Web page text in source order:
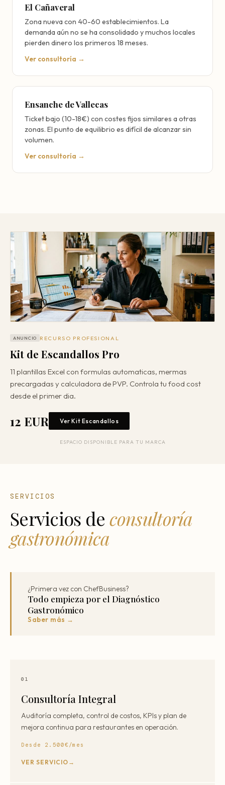
El Cañaveral
Zona nueva con 40-60 establecimientos. La
demanda aún no se ha consolidado y muchos locales
pierden dinero los primeros 18 meses.
Ver consultoría →
Ensanche de Vallecas
Ticket bajo (10-18€) con costes fijos similares a otras
zonas. El punto de equilibrio es difícil de alcanzar sin
volumen.
Ver consultoría →
ANUNCIO RECURSO PROFESIONAL
Kit de Escandallos Pro
11 plantillas Excel con formulas automaticas, mermas
precargadas y calculadora de PVP. Controla tu food cost
desde el primer dia.
12 EUR Ver Kit Escandallos
ESPACIO DISPONIBLE PARA TU MARCA
SERVICIOS
Servicios de consultoría
gastronómica
¿Primera vez con ChefBusiness?
Todo empieza por el Diagnóstico
Gastronómico
Saber más →
01
Consultoría Integral
Auditoría completa, control de costos, KPIs y plan de
mejora continua para restaurantes en operación.
Desde 2.500€/mes
VER SERVICIO